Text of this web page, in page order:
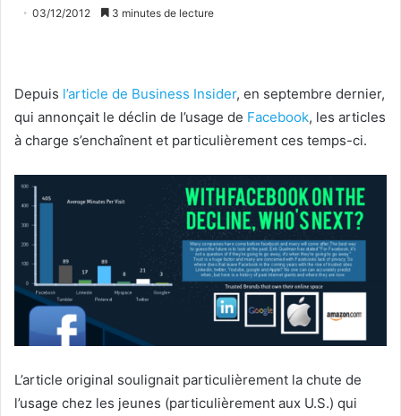
03/12/2012 3 minutes de lecture
Depuis l’article de Business Insider, en septembre dernier,
qui annonçait le déclin de l’usage de Facebook, les articles
à charge s’enchaînent et particulièrement ces temps-ci.
L’article original soulignait particulièrement la chute de
l’usage chez les jeunes (particulièrement aux U.S.) qui